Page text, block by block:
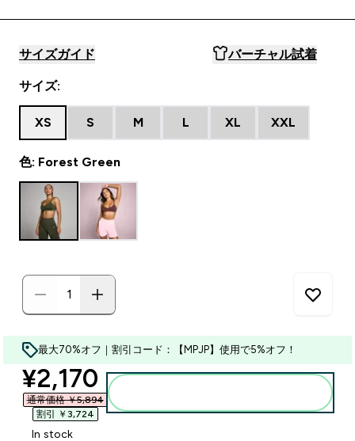
サイズガイド バーチャル試着
サイズ:
XS S M L XL XXL
色: Forest Green
最大70%オフ｜割引コード：【MPJP】使用で5%オフ！
discounted price
¥2,170‎
通常価格 ￥5,894‎
割引 ￥3,724‎
In stock